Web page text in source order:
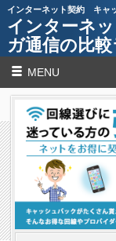
インターネット契約 キャ
インターネ
ガ通信の比
MENU